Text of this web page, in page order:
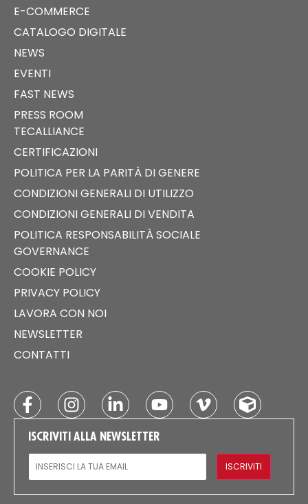
E-COMMERCE
CATALOGO DIGITALE
NEWS
EVENTI
FAST NEWS
PRESS ROOM
TECALLIANCE
CERTIFICAZIONI
POLITICA PER LA PARITÀ DI GENERE
CONDIZIONI GENERALI DI UTILIZZO
CONDIZIONI GENERALI DI VENDITA
POLITICA RESPONSABILITÀ SOCIALE
GOVERNANCE
COOKIE POLICY
PRIVACY POLICY
LAVORA CON NOI
NEWSLETTER
CONTATTI
ISCRIVITI ALLA NEWSLETTER
EMAIL
ISCRIVITI